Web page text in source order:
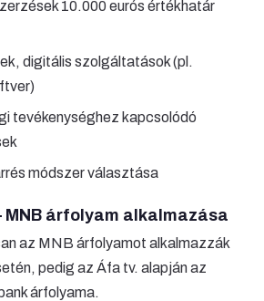
10.000 eurós értékhatár
digitális szolgáltatások (pl.
tevékenységhez kapcsolódó
módszer választása
MNB árfolyam alkalmazása
az MNB árfolyamot alkalmazzák
pedig az Áfa tv. alapján az
árfolyama.